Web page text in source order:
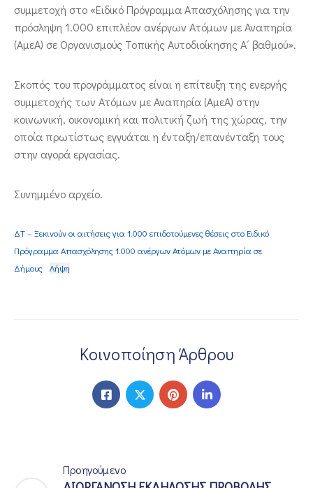
συμμετοχή στο «Ειδικό Πρόγραμμα Απασχόλησης για την
πρόσληψη 1.000 επιπλέον ανέργων Ατόμων με Αναπηρία
(ΑμεΑ) σε Οργανισμούς Τοπικής Αυτοδιοίκησης Α΄ βαθμού».
Σκοπός του προγράμματος είναι η επίτευξη της ενεργής
συμμετοχής των Ατόμων με Αναπηρία (ΑμεΑ) στην
κοινωνική, οικονομική και πολιτική ζωή της χώρας, την
οποία πρωτίστως εγγυάται η ένταξη/επανένταξη τους
στην αγορά εργασίας.
Συνημμένο αρχείο.
ΔΤ – Ξεκινούν οι αιτήσεις για 1.000 επιδοτούμενες θέσεις στο Ειδικό
Πρόγραμμα Απασχόλησης 1.000 ανέργων Ατόμων με Αναπηρία σε
Δήμους
Λήψη
Κοινοποίηση Άρθρου
Προηγούμενο